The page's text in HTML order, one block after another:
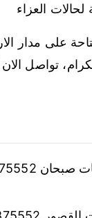
العزاء
على مدار